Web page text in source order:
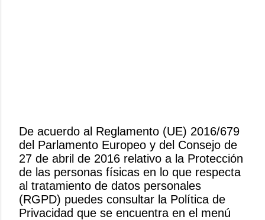
P
u
b
l
i
c
De acuerdo al Reglamento (UE) 2016/679
del Parlamento Europeo y del Consejo de
27 de abril de 2016 relativo a la Protección
de las personas físicas en lo que respecta
al tratamiento de datos personales
(RGPD) puedes consultar la Política de
Privacidad que se encuentra en el menú